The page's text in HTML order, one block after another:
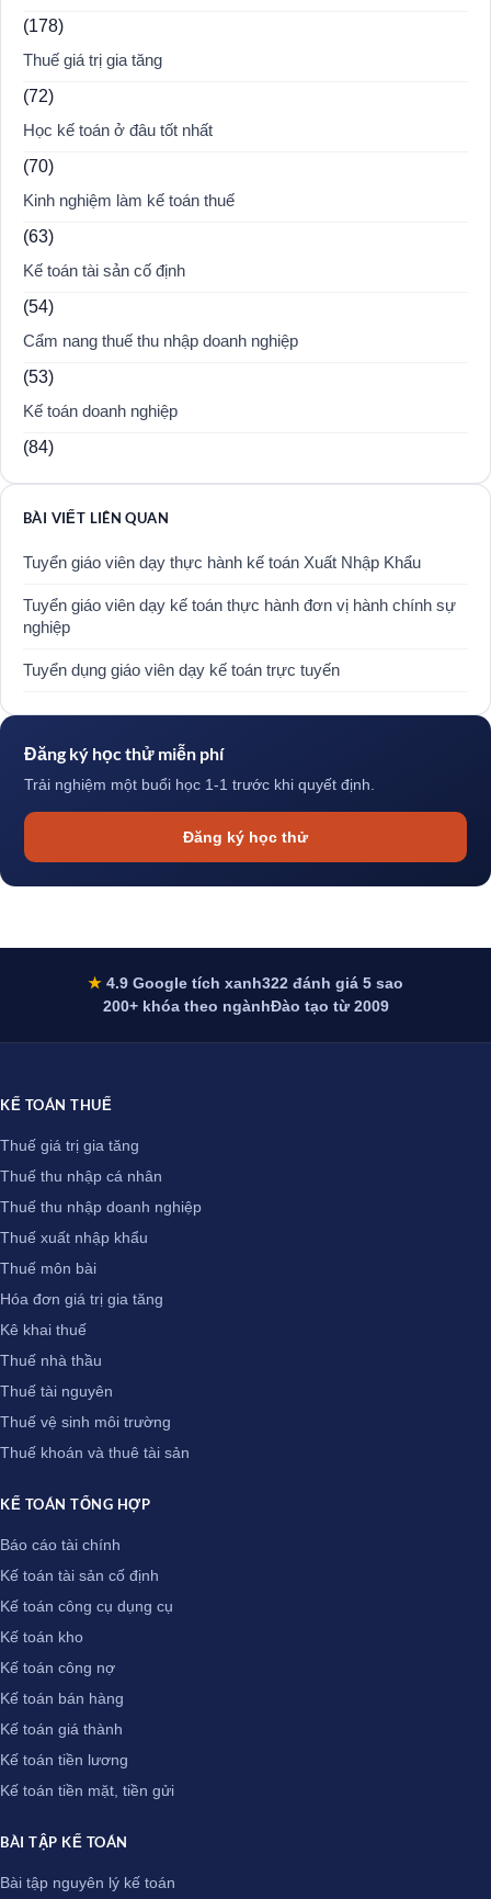
(178)
Thuế giá trị gia tăng
(72)
Học kế toán ở đâu tốt nhất
(70)
Kinh nghiệm làm kế toán thuế
(63)
Kế toán tài sản cố định
(54)
Cẩm nang thuế thu nhập doanh nghiệp
(53)
Kế toán doanh nghiệp
(84)
BÀI VIẾT LIÊN QUAN
Tuyển giáo viên dạy thực hành kế toán Xuất Nhập Khẩu
Tuyển giáo viên dạy kế toán thực hành đơn vị hành chính sự
nghiệp
Tuyển dụng giáo viên dạy kế toán trực tuyến
Đăng ký học thử miễn phí
Trải nghiệm một buổi học 1-1 trước khi quyết định.
Đăng ký học thử
★ 4.9 Google tích xanh322 đánh giá 5 sao
200+ khóa theo ngànhĐào tạo từ 2009
KẾ TOÁN THUẾ
Thuế giá trị gia tăng
Thuế thu nhập cá nhân
Thuế thu nhập doanh nghiệp
Thuế xuất nhập khẩu
Thuế môn bài
Hóa đơn giá trị gia tăng
Kê khai thuế
Thuế nhà thầu
Thuế tài nguyên
Thuế vệ sinh môi trường
Thuế khoán và thuê tài sản
KẾ TOÁN TỔNG HỢP
Báo cáo tài chính
Kế toán tài sản cố định
Kế toán công cụ dụng cụ
Kế toán kho
Kế toán công nợ
Kế toán bán hàng
Kế toán giá thành
Kế toán tiền lương
Kế toán tiền mặt, tiền gửi
BÀI TẬP KẾ TOÁN
Bài tập nguyên lý kế toán